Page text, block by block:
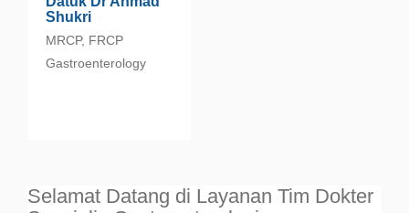
Shukri
MRCP, FRCP
Gastroenterology
Selamat Datang di Layanan Tim Dokter